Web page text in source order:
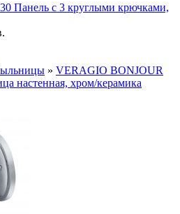
Панель с 3 круглыми крючками,
» VERAGIO BONJOUR
настенная, хром/керамика